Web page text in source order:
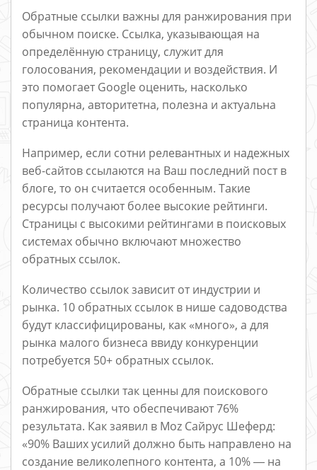
Обратные ссылки важны для ранжирования при
обычном поиске. Ссылка, указывающая на
определённую страницу, служит для
голосования, рекомендации и воздействия. И
это помогает Google оценить, насколько
популярна, авторитетна, полезна и актуальна
страница контента.
Например, если сотни релевантных и надежных
веб-сайтов ссылаются на Ваш последний пост в
блоге, то он считается особенным. Такие
ресурсы получают более высокие рейтинги.
Страницы с высокими рейтингами в поисковых
системах обычно включают множество
обратных ссылок.
Количество ссылок зависит от индустрии и
рынка. 10 обратных ссылок в нише садоводства
будут классифицированы, как «много», а для
рынка малого бизнеса ввиду конкуренции
потребуется 50+ обратных ссылок.
Обратные ссылки так ценны для поискового
ранжирования, что обеспечивают 76%
результата. Как заявил в Moz Сайрус Шеферд:
«90% Ваших усилий должно быть направлено на
создание великолепного контента, а 10% ― на